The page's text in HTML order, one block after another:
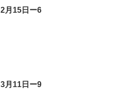
2月15日ー6
3月11日ー9